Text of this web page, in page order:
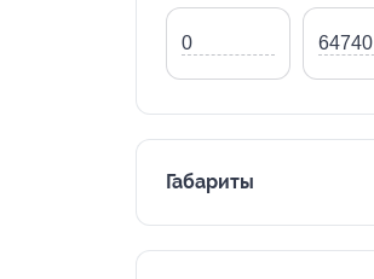
Габариты